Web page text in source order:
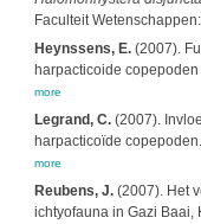
Faculteit
Heynssens, E.(2007).
harpacticoide
more
Legrand, C.(2007).
harpacticoïde
more
Reubens, J.(2007). Het
ichtyofauna in Gazi Baai,